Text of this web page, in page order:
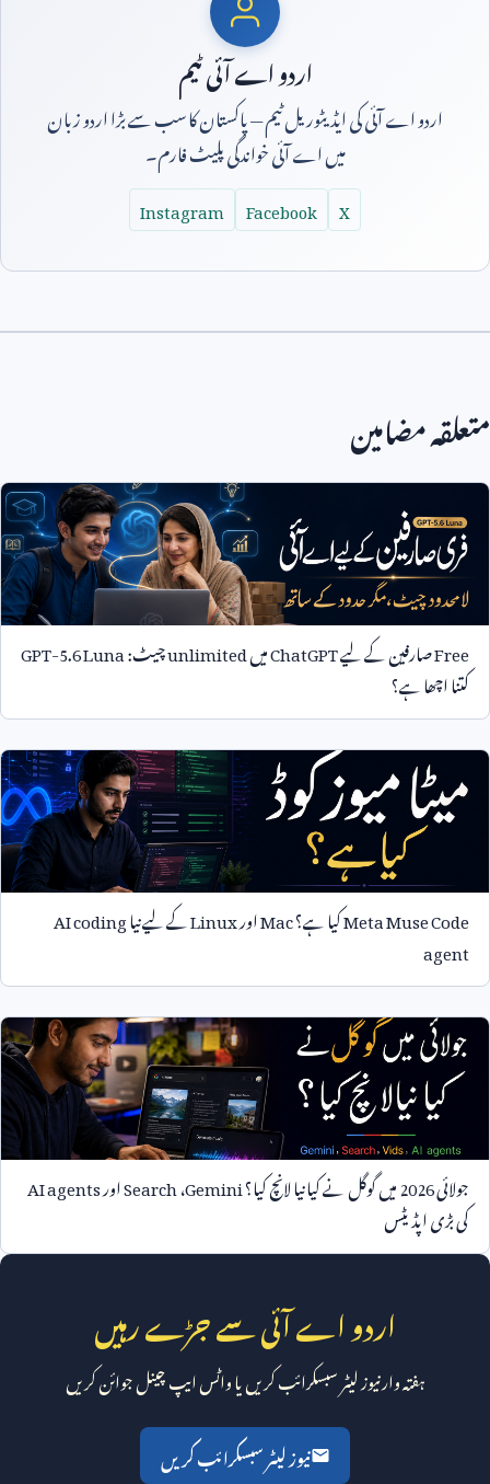
اردو اے آئی ٹیم
اردو اے آئی کی ایڈیٹوریل ٹیم — پاکستان کا سب سے بڑا اردو زبان
میں اے آئی خواندگی پلیٹ فارم۔
X
Facebook
Instagram
متعلقہ مضامین
Freeصارفین کے لیےChatGPTمیںunlimitedچیٹ:GPT-5.6 Luna
کتنا اچھا ہے؟
Meta Muse Codeکیا ہے؟MacاورLinuxکے لیے نیاAI coding
agent
جولائی2026میں گوگل نے کیا نیا لانچ کیا؟Gemini،SearchاورAI agents
کی بڑی اپڈیٹس
اردو اے آئی سے جڑے رہیں
ہفتہ وار نیوز لیٹر سبسکرائب کریں یا واٹس ایپ چینل جوائن کریں
نیوز لیٹر سبسکرائب کریں